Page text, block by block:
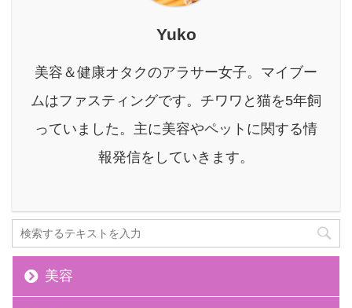
る酵素風呂です。 お湯を
リフレッシュにも繋がり
ます。 本記事では、酵素
のか、効果や正しい使い
方に加え、知っておきた
Yuko
美容＆健康オタクのアラサー女子。マイブー
ムはファスティングです。チワワと猫を5年飼
っていました。主に美容やペットに関する情
報発信をしていきます。
美容